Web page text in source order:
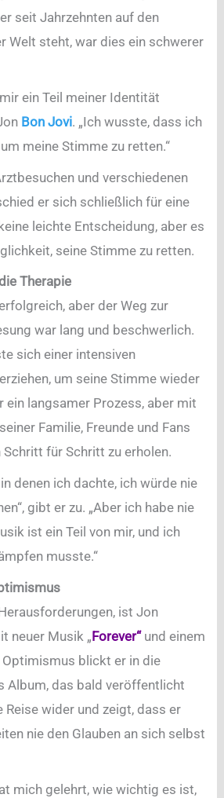
seit Jahrzehnten auf den
Welt steht, war dies ein schwerer
ein Teil meiner Identität
Bon Jovi. „Ich wusste, dass ich
meine Stimme zu retten.“
und verschiedenen
er sich schließlich für eine
leichte Entscheidung, aber es
seine Stimme zu retten.
Therapie
aber der Weg zur
war lang und beschwerlich.
sich einer intensiven
um seine Stimme wieder
ein langsamer Prozess, aber mit
Familie, Freunde und Fans
für Schritt zu erholen.
denen ich dachte, ich würde nie
gibt er zu. „Aber ich habe nie
ist ein Teil von mir, und ich
musste.“
ist Jon
neuer Musik „Forever“und einem
blickt er in die
Album, das bald veröffentlicht
wider und zeigt, dass er
nie den Glauben an sich selbst
mich gelehrt, wie wichtig es ist,